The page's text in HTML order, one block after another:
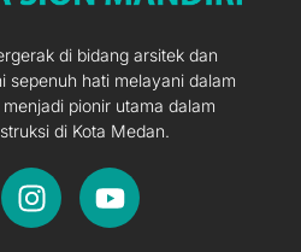
di bidang arsitek dan
sepenuh hati melayani dalam
pionir utama dalam
di Kota Medan.
I
n
Y
o